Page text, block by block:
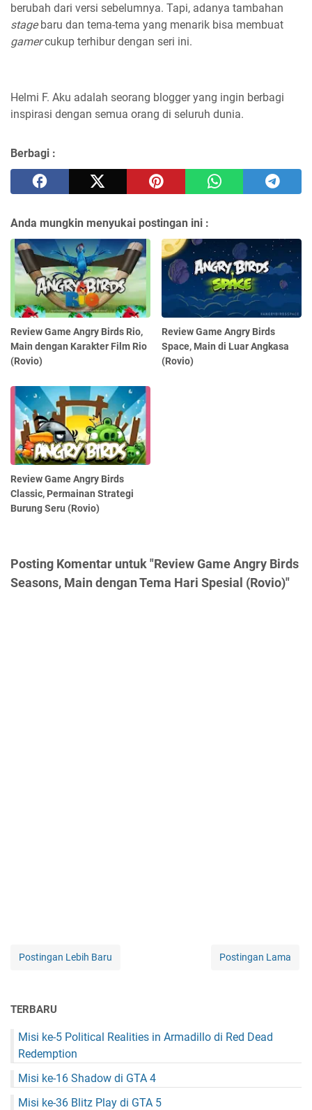
berubah dari versi sebelumnya. Tapi, adanya tambahan
stagebaru dan tema-tema yang menarik bisa membuat
gamercukup terhibur dengan seri ini.
Helmi F. Aku adalah seorang blogger yang ingin berbagi
inspirasi dengan semua orang di seluruh dunia.
Berbagi :
Anda mungkin menyukai postingan ini :
Review Game Angry Birds Rio,
Main dengan Karakter Film Rio
(Rovio)
Review Game Angry Birds
Space, Main di Luar Angkasa
(Rovio)
Review Game Angry Birds
Classic, Permainan Strategi
Burung Seru (Rovio)
Posting Komentar untuk "Review Game Angry Birds
Seasons, Main dengan Tema Hari Spesial (Rovio)"
Postingan Lebih Baru Postingan Lama
TERBARU
Misi ke-5 Political Realities in Armadillo di Red Dead
Redemption
Misi ke-16 Shadow di GTA 4
Misi ke-36 Blitz Play di GTA 5